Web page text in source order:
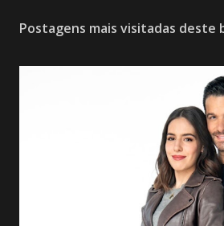
Postagens mais visitadas deste